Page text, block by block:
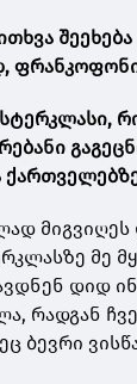
მე
დიდ
რადგან
ბევრი